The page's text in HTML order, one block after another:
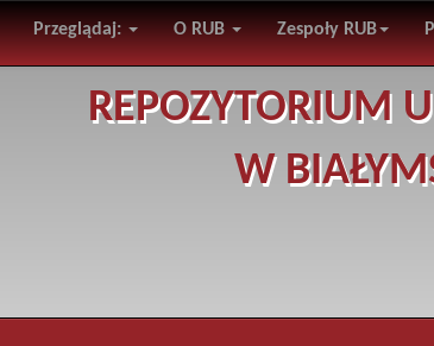
Przeglądaj: O RUB Zespoły RUB
REPOZYTORIUM
W